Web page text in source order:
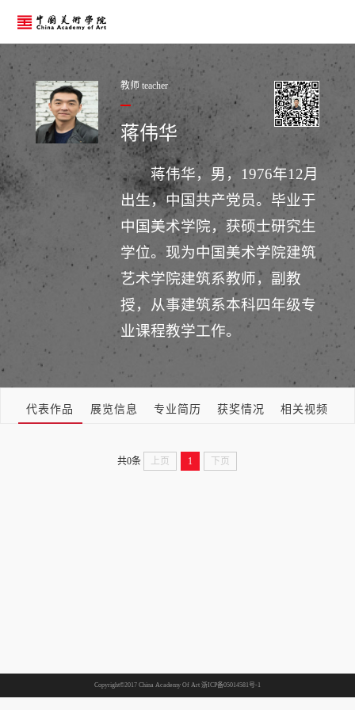
教师 teacher
蒋伟华
蒋伟华，男，1976年12月
出生，中国共产党员。毕业于
中国美术学院，获硕士研究生
学位。现为中国美术学院建筑
艺术学院建筑系教师，副教
授，从事建筑系本科四年级专
业课程教学工作。
代表作品 展览信息 专业简历 获奖情况 相关视频
共0条 上页 1 下页
Copyright©2017 China Academy Of Art 浙ICP备05014581号-1